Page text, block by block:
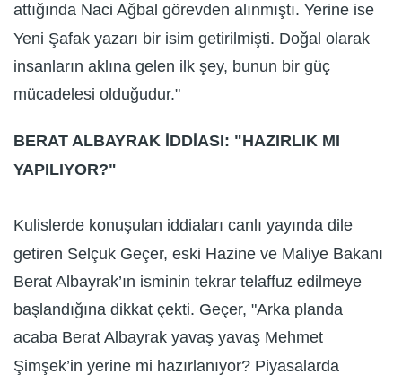
attığında Naci Ağbal görevden alınmıştı. Yerine ise
Yeni Şafak yazarı bir isim getirilmişti. Doğal olarak
insanların aklına gelen ilk şey, bunun bir güç
mücadelesi olduğudur."
BERAT ALBAYRAK İDDİASI: "HAZIRLIK MI
YAPILIYOR?"
Kulislerde konuşulan iddiaları canlı yayında dile
getiren Selçuk Geçer, eski Hazine ve Maliye Bakanı
Berat Albayrak’ın isminin tekrar telaffuz edilmeye
başlandığına dikkat çekti. Geçer, "Arka planda
acaba Berat Albayrak yavaş yavaş Mehmet
Şimşek’in yerine mi hazırlanıyor? Piyasalarda